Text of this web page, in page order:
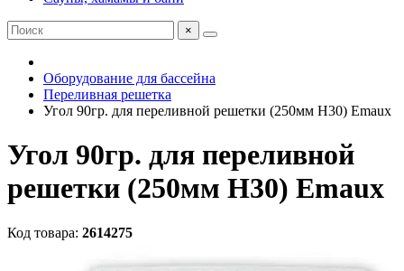
×
Оборудование для бассейна
Переливная решетка
Угол 90гр. для переливной решетки (250мм Н30) Emaux
Угол 90гр. для переливной
решетки (250мм Н30) Emaux
Код товара: 2614275